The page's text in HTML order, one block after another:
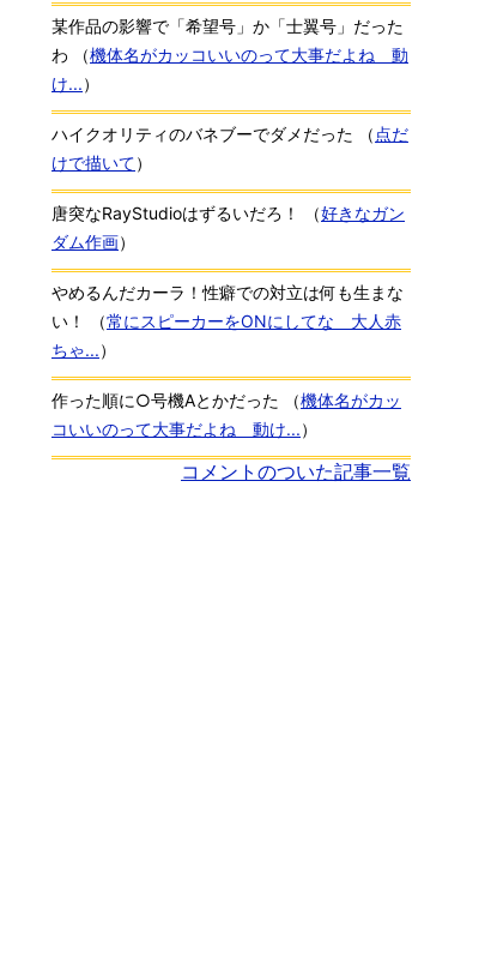
某作品の影響で「希望号」か「士翼号」だった
わ
（機体名がカッコいいのって大事だよね 動
け...）
ハイクオリティのバネブーでダメだった （ 点だ
けで描いて）
唐突なRayStudioはずるいだろ！ （好きなガン
ダム作画）
やめるんだカーラ！性癖での対立は何も生まな
い！
（常にスピーカーをONにしてな 大人赤
ちゃ...）
作った順に○号機Aとかだった （機体名がカッ
コいいのって大事だよね 動け...）
コメントのついた記事一覧